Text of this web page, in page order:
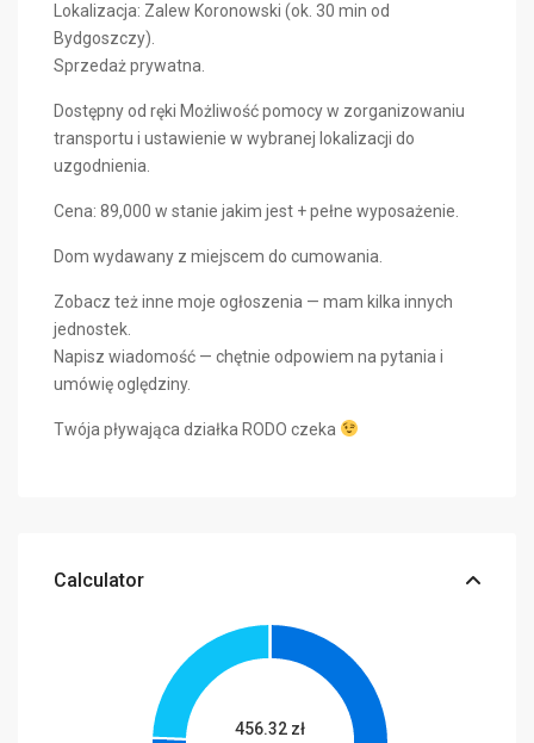
Lokalizacja: Zalew Koronowski (ok. 30 min od
Bydgoszczy).
Sprzedaż prywatna.
Dostępny od ręki Możliwość pomocy w zorganizowaniu
transportu i ustawienie w wybranej lokalizacji do
uzgodnienia.
Cena: 89,000 w stanie jakim jest + pełne wyposażenie.
Dom wydawany z miejscem do cumowania.
Zobacz też inne moje ogłoszenia — mam kilka innych
jednostek.
Napisz wiadomość — chętnie odpowiem na pytania i
umówię oględziny.
Twója pływająca działka RODO czeka
Calculator
456.32 zł